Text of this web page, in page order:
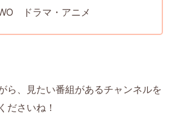
ドラマ・アニメ
ら、見たい番組があるチャンネルを
ださいね！